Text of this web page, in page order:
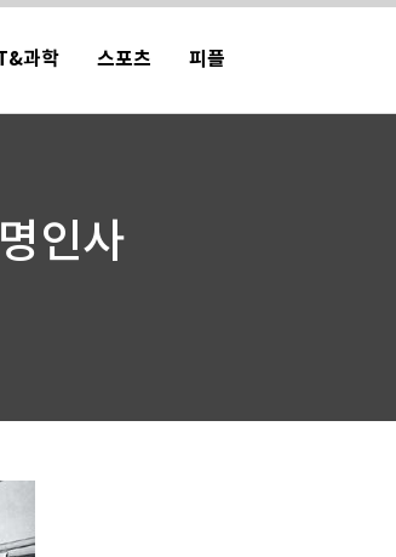
과학 스포츠 피플
인사